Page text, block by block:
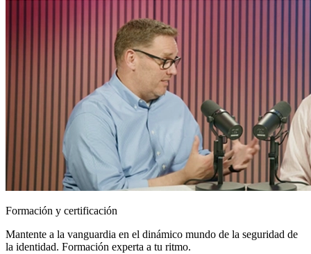
Formación y certificación
Mantente a la vanguardia en el dinámico mundo de la seguridad de
la identidad. Formación experta a tu ritmo.